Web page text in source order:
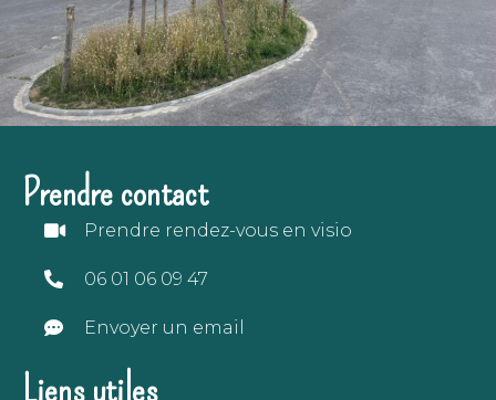
Prendre contact
Prendre rendez-vous en visio
06 01 06 09 47
Envoyer un email
Liens utiles